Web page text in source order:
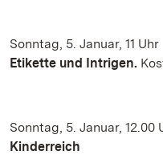
Sonntag, 5. Januar, 11 Uhr
Etikette und Intrigen.
Sonntag, 5. Januar, 12.00
Kinderreich